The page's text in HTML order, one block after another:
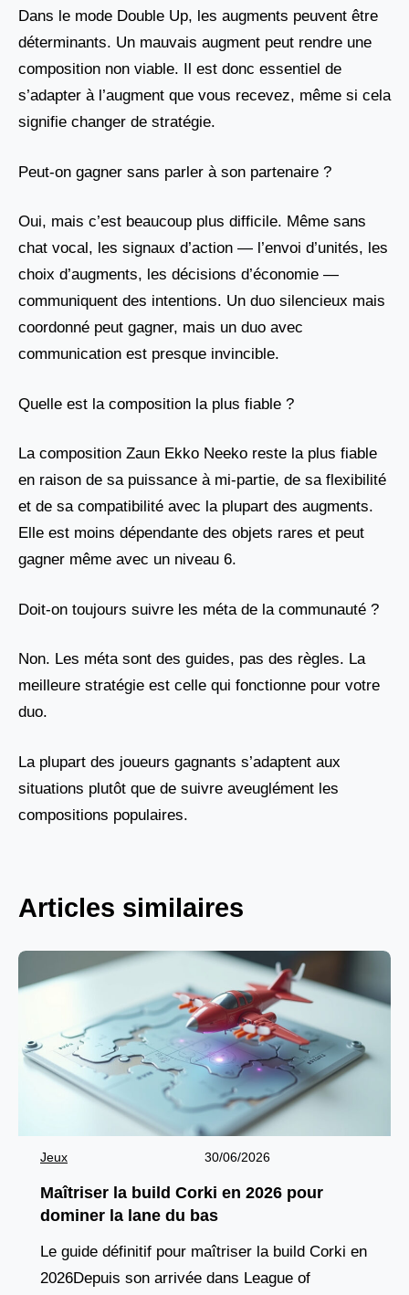
Dans le mode Double Up, les augments peuvent être
déterminants. Un mauvais augment peut rendre une
composition non viable. Il est donc essentiel de
s’adapter à l’augment que vous recevez, même si cela
signifie changer de stratégie.
Peut-on gagner sans parler à son partenaire ?
Oui, mais c’est beaucoup plus difficile. Même sans
chat vocal, les signaux d’action — l’envoi d’unités, les
choix d’augments, les décisions d’économie —
communiquent des intentions. Un duo silencieux mais
coordonné peut gagner, mais un duo avec
communication est presque invincible.
Quelle est la composition la plus fiable ?
La composition Zaun Ekko Neeko reste la plus fiable
en raison de sa puissance à mi-partie, de sa flexibilité
et de sa compatibilité avec la plupart des augments.
Elle est moins dépendante des objets rares et peut
gagner même avec un niveau 6.
Doit-on toujours suivre les méta de la communauté ?
Non. Les méta sont des guides, pas des règles. La
meilleure stratégie est celle qui fonctionne pour votre
duo.
La plupart des joueurs gagnants s’adaptent aux
situations plutôt que de suivre aveuglément les
compositions populaires.
Articles similaires
Jeux 30/06/2026
Maîtriser la build Corki en 2026 pour
dominer la lane du bas
Le guide définitif pour maîtriser la build Corki en
2026Depuis son arrivée dans League of